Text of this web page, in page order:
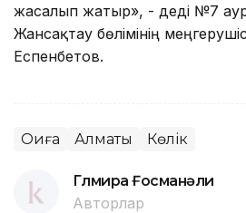
жасалып жатыр», - деді №7
Жансақтау бөлімінің
Еспенбетов.
Оқиға Алматы Көлік
Гүлмира Ғосманәли
Авторлар